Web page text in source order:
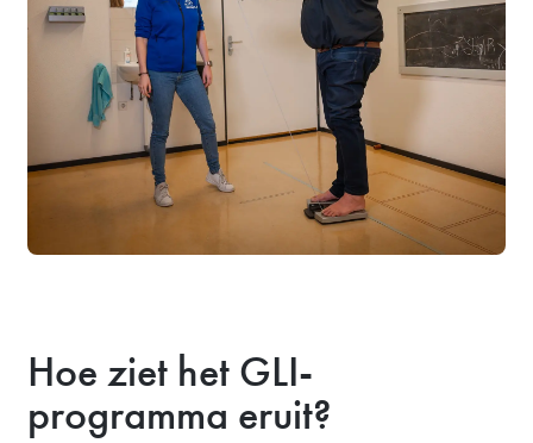
Hoe ziet het GLI-
programma eruit?